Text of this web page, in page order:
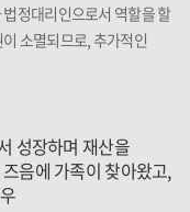
정대리인으로서 역할을 할
소멸되므로, 추가적인
성장하며 재산을
음에 가족이 찾아왔고,